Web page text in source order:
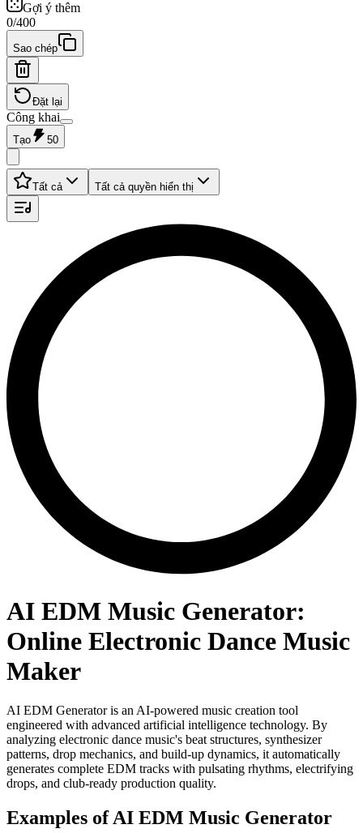
Gợi ý thêm
0/400
Sao chép
Đặt lại
Công khai
Tạo 50
Tất cả Tất cả quyền hiển thị
AI EDM Music Generator:
Online Electronic Dance Music
Maker
AI EDM Generator is an AI-powered music creation tool
engineered with advanced artificial intelligence technology. By
analyzing electronic dance music's beat structures, synthesizer
patterns, drop mechanics, and build-up dynamics, it automatically
generates complete EDM tracks with pulsating rhythms, electrifying
drops, and club-ready production quality.
Examples of AI EDM Music Generator